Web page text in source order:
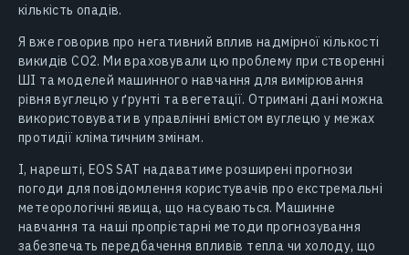
кількість опадів.
Я вже говорив про негативний вплив надмірної кількості
викидів СО2. Ми враховували цю проблему при створенні
ШІ та моделей машинного навчання для вимірювання
рівня вуглецю у ґрунті та вегетації. Отримані дані можна
використовувати в управлінні вмістом вуглецю у межах
протидії кліматичним змінам.
І, нарешті, EOS SAT надаватиме розширені прогнози
погоди для повідомлення користувачів про екстремальні
метеорологічні явища, що насуваються. Машинне
навчання та наші пропрієтарні методи прогнозування
забезпечать передбачення впливів тепла чи холоду, що